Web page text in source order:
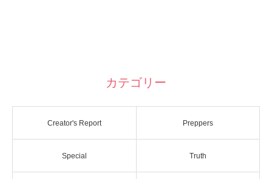
カテゴリー
Creator's Report Preppers
Special Truth